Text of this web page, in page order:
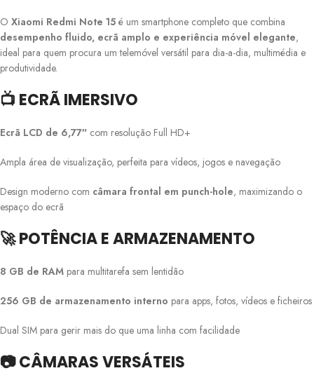
O Xiaomi Redmi Note 15 é um smartphone completo que combina
desempenho fluido, ecrã amplo e experiência móvel elegante,
ideal para quem procura um telemóvel versátil para dia-a-dia, multimédia e
produtividade.
📺 ECRÃ IMERSIVO
Ecrã LCD de 6,77″ com resolução Full HD+
Ampla área de visualização, perfeita para vídeos, jogos e navegação
Design moderno com câmara frontal em punch-hole, maximizando o
espaço do ecrã
🚀 POTÊNCIA E ARMAZENAMENTO
8 GB de RAM para multitarefa sem lentidão
256 GB de armazenamento interno para apps, fotos, vídeos e ficheiros
Dual SIM para gerir mais do que uma linha com facilidade
📷 CÂMARAS VERSÁTEIS